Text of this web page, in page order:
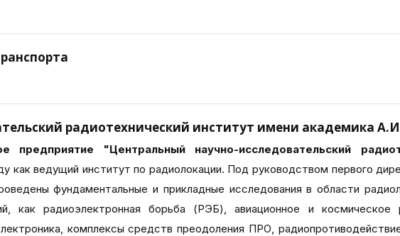
радиотехнический институт имени академика А.И
предприятие "Центральный научно-исследовательский
как ведущий институт по радиолокации. Под руководством первого
фундаментальные и прикладные исследования в области
как радиоэлектронная борьба (РЭБ), авиационное и космическое
комплексы средств преодоления ПРО,